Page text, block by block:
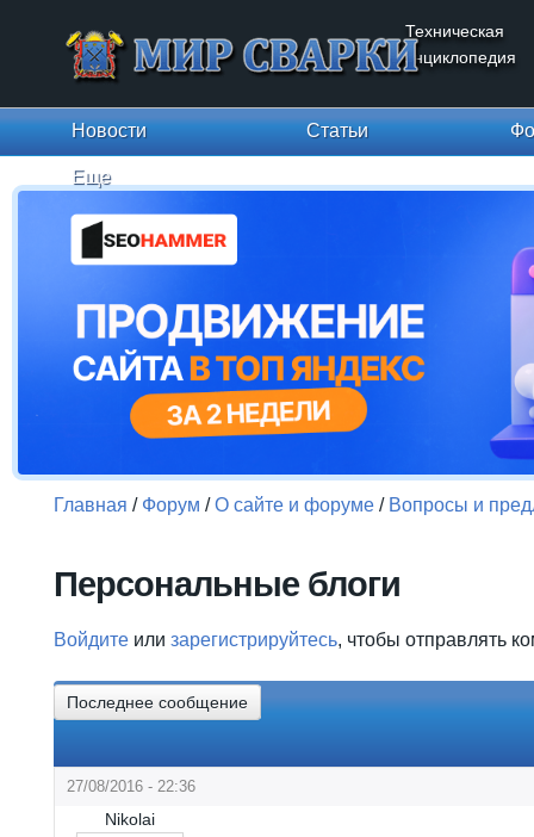
Техническая
энциклопедия
Новости Статьи
Еще
Главная / Форум /О сайте и форуме / Вопросы и
Персональные блоги
Войдите или зарегистрируйтесь, чтобы отправлять
Последнее сообщение
27/08/2016 - 22:36
Nikolai